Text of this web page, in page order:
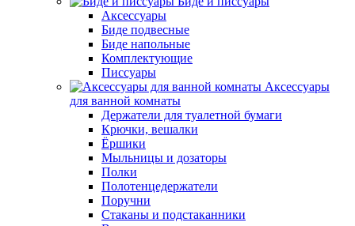
Аксессуары
Биде подвесные
Биде напольные
Комплектующие
Писсуары
Аксессуары
для ванной комнаты
Держатели для туалетной бумаги
Крючки, вешалки
Ёршики
Мыльницы и дозаторы
Полки
Полотенцедержатели
Поручни
Стаканы и подстаканники